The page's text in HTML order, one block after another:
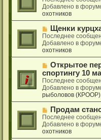
и
е
о
б
щ
е
н
и
е
в
о
е
с
о
о
б
щ
е
н
и
е
Добавлено в
охотников
Н
о
в
о
е
с
о
о
б
щ
е
н
и
е
Щенки
Последнее
Добавлено в
охотников
Н
о
в
о
е
с
о
о
б
щ
е
Открытое
спортингу 10
Последнее
Добавлено в
рыболовов (КРООР)
Н
о
в
о
е
Продам
Последнее
Добавлено в
охотников